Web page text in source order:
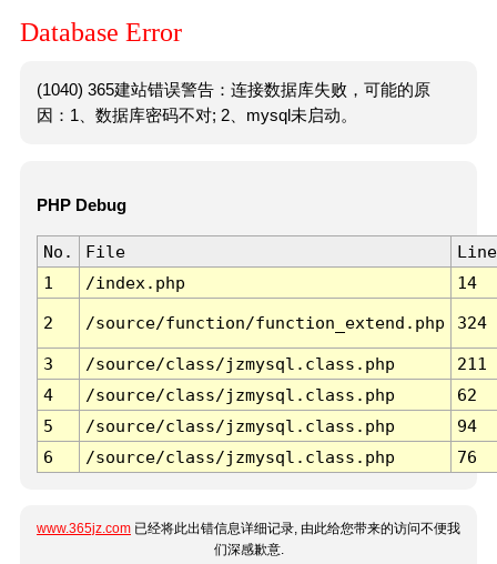
Database Error
(1040) 365建站错误警告：连接数据库失败，可能的原
因：1、数据库密码不对; 2、mysql未启动。
PHP Debug
No. File
Line
1
/index.php 14
2 /source/function/function_extend.php 324
3 /source/class/jzmysql.class.php
211
4
/source/class/jzmysql.class.php
62
5
/source/class/jzmysql.class.php
94
6
/source/class/jzmysql.class.php 76
www.365jz.com 已经将此出错信息详细记录, 由此给您带来的访问不便我
们深感歉意.